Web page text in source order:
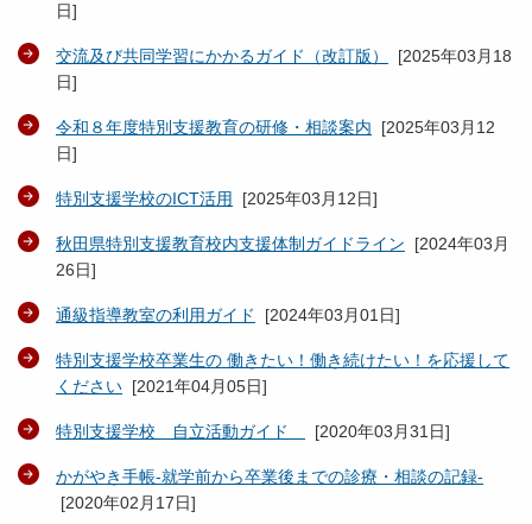
日]
交流及び共同学習にかかるガイド（改訂版） [2025年03月18
日]
令和８年度特別支援教育の研修・相談案内 [2025年03月12
日]
特別支援学校のICT活用 [2025年03月12日]
秋田県特別支援教育校内支援体制ガイドライン [2024年03月
26日]
通級指導教室の利用ガイド [2024年03月01日]
特別支援学校卒業生の 働きたい！働き続けたい！を応援して
ください [2021年04月05日]
特別支援学校 自立活動ガイド [2020年03月31日]
かがやき手帳-就学前から卒業後までの診療・相談の記録-
[2020年02月17日]